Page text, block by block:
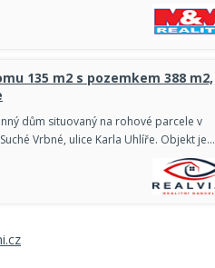
135 m2 s pozemkem 388 m2,
dům situovaný na rohové parcele v
Vrbné, ulice Karla Uhlíře. Objekt je…